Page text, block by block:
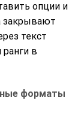
опции и
закрывают
текст
в
форматы